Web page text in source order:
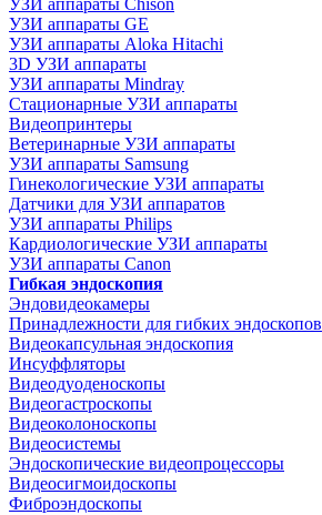
УЗИ аппараты Chison
УЗИ аппараты GE
УЗИ аппараты Aloka Hitachi
3D УЗИ аппараты
УЗИ аппараты Mindray
Стационарные УЗИ аппараты
Видеопринтеры
Ветеринарные УЗИ аппараты
УЗИ аппараты Samsung
Гинекологические УЗИ аппараты
Датчики для УЗИ аппаратов
УЗИ аппараты Philips
Кардиологические УЗИ аппараты
УЗИ аппараты Canon
Гибкая эндоскопия
Эндовидеокамеры
Принадлежности для гибких эндоскопов
Видеокапсульная эндоскопия
Инсуффляторы
Видеодуоденоскопы
Видеогастроскопы
Видеоколоноскопы
Видеосистемы
Эндоскопические видеопроцессоры
Видеосигмоидоскопы
Фиброэндоскопы